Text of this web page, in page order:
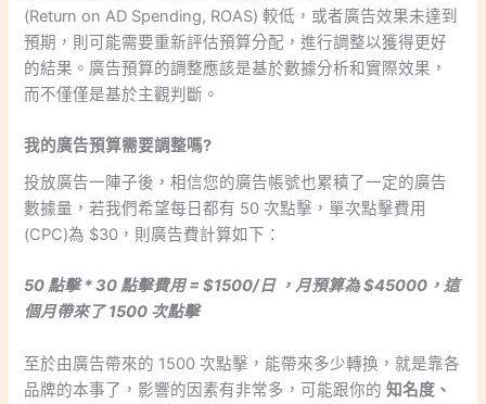
(Return on AD Spending, ROAS) 較低，或者廣告效果未達到
預期，則可能需要重新評估預算分配，進行調整以獲得更好
的結果。廣告預算的調整應該是基於數據分析和實際效果，
而不僅僅是基於主觀判斷。
我的廣告預算需要調整嗎?
投放廣告一陣子後，相信您的廣告帳號也累積了一定的廣告
數據量，若我們希望每日都有 50 次點擊，單次點擊費用
(CPC)為 $30，則廣告費計算如下：
50 點擊 * 30 點擊費用 = $1500/日 ，月預算為 $45000，這
個月帶來了 1500 次點擊
至於由廣告帶來的 1500 次點擊，能帶來多少轉換，就是靠各
品牌的本事了，影響的因素有非常多，可能跟你的知名度、